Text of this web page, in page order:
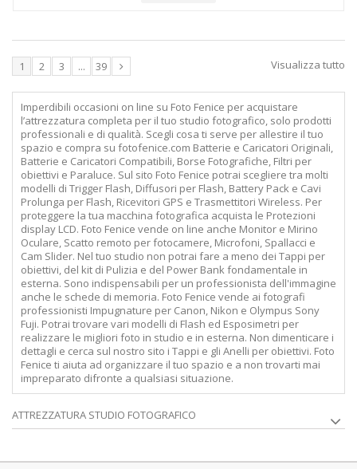
Visualizza tutto
1 2 3 ... 39
Imperdibili occasioni on line su Foto Fenice per acquistare
l’attrezzatura completa per il tuo studio fotografico, solo prodotti
professionali e di qualità. Scegli cosa ti serve per allestire il tuo
spazio e compra su fotofenice.com Batterie e Caricatori Originali,
Batterie e Caricatori Compatibili, Borse Fotografiche, Filtri per
obiettivi e Paraluce. Sul sito Foto Fenice potrai scegliere tra molti
modelli di Trigger Flash, Diffusori per Flash, Battery Pack e Cavi
Prolunga per Flash, Ricevitori GPS e Trasmettitori Wireless. Per
proteggere la tua macchina fotografica acquista le Protezioni
display LCD. Foto Fenice vende on line anche Monitor e Mirino
Oculare, Scatto remoto per fotocamere, Microfoni, Spallacci e
Cam Slider. Nel tuo studio non potrai fare a meno dei Tappi per
obiettivi, del kit di Pulizia e del Power Bank fondamentale in
esterna. Sono indispensabili per un professionista dell'immagine
anche le schede di memoria. Foto Fenice vende ai fotografi
professionisti Impugnature per Canon, Nikon e Olympus Sony
Fuji. Potrai trovare vari modelli di Flash ed Esposimetri per
realizzare le migliori foto in studio e in esterna. Non dimenticare i
dettagli e cerca sul nostro sito i Tappi e gli Anelli per obiettivi. Foto
Fenice ti aiuta ad organizzare il tuo spazio e a non trovarti mai
impreparato difronte a qualsiasi situazione.
ATTREZZATURA STUDIO FOTOGRAFICO